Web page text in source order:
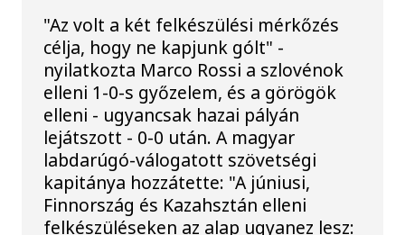
"Az volt a két felkészülési mérkőzés
célja, hogy ne kapjunk gólt" -
nyilatkozta Marco Rossi a szlovénok
elleni 1-0-s győzelem, és a görögök
elleni - ugyancsak hazai pályán
lejátszott - 0-0 után. A magyar
labdarúgó-válogatott szövetségi
kapitánya hozzátette: "A júniusi,
Finnország és Kazahsztán elleni
felkészüléseken az alap ugyanez lesz: